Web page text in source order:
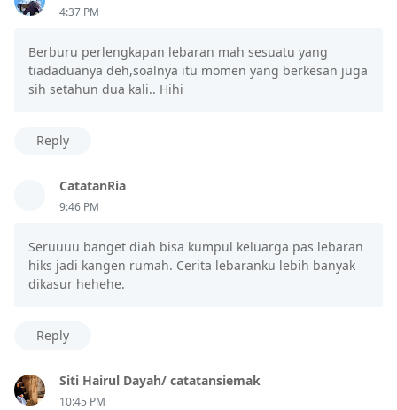
4:37 PM
Berburu perlengkapan lebaran mah sesuatu yang
tiadaduanya deh,soalnya itu momen yang berkesan juga
sih setahun dua kali.. Hihi
Reply
CatatanRia
9:46 PM
Seruuuu banget diah bisa kumpul keluarga pas lebaran
hiks jadi kangen rumah. Cerita lebaranku lebih banyak
dikasur hehehe.
Reply
Siti Hairul Dayah/ catatansiemak
10:45 PM